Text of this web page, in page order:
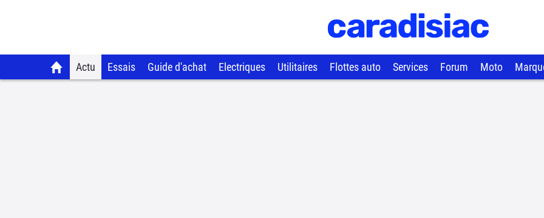
Actu Essais Guide d'achat Electriques Utilitaires Flottes auto Services Forum Moto